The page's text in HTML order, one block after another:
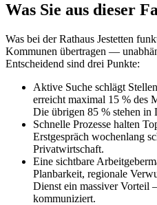
Was Sie aus dieser
Was bei der Rathaus Jestetten
Kommunen übertragen —
Entscheidend sind drei Punkte:
Aktive Suche schlägt
erreicht maximal 15 % des
Die übrigen 85 % stehen in
Schnelle Prozesse halten
Erstgespräch wochenlang
Privatwirtschaft.
Eine sichtbare
Planbarkeit, regionale
Dienst ein massiver
kommuniziert.